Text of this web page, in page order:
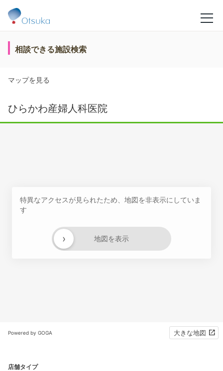
相談できる施設検索
マップを見る
ひらかわ産婦人科医院
特異なアクセスが見られたため、地図を非表示にしていま
す
地図を表示
›
Powered by GOGA 大きな地図
店舗タイプ